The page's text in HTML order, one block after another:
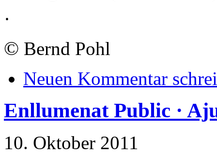
·
© Bernd Pohl
Neuen Kommentar
Enllumenat Public ·
10. Oktober 2011